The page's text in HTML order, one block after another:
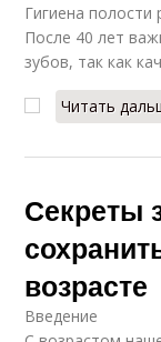
Гигиена
После 40 лет
зубов, так как
Читать
Секреты
возрасте
Введение